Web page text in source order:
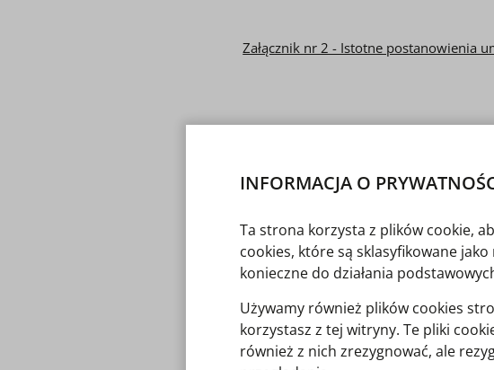
Załącznik nr 2 - Istotne postanowienia
Załącznik nr 4 - Przedmiar robót
Załącznik nr 5 - Specyfikacja
budowlanych - instalacje elektryczne
INFORMACJA O
Ta strona korzysta z plików cookie,
cookies, które są sklasyfikowane
konieczne do działania
Używamy również plików cookies
korzystasz z tej witryny. Te pliki
również z nich zrezygnować, ale